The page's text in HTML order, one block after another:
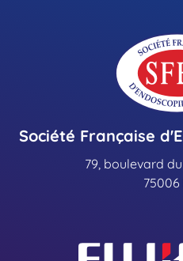
Société Française
79, boulevard
75006